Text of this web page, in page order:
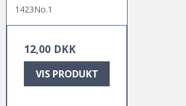
1423No.1
12,00 DKK
VIS PRODUKT